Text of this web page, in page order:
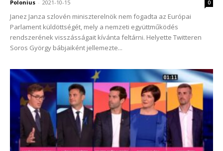
Polonius - 2021-10-15 0
Janez Janza szlovén miniszterelnök nem fogadta az Európai
Parlament küldöttségét, mely a nemzeti együttműködés
rendszerének visszásságait kívánta feltárni. Helyette Twitteren
Soros György bábjaiként jellemezte...